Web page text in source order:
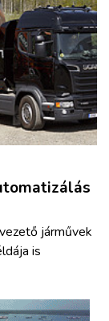
járművek
is